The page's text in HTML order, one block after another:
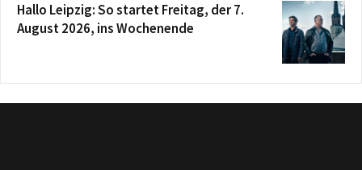
Hallo Leipzig: So startet Freitag, der 7.
August 2026, ins Wochenende